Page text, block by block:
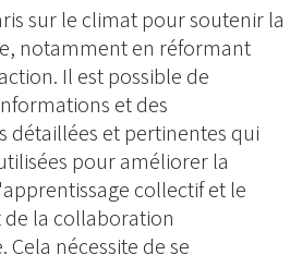
sur le climat pour soutenir la
notamment en réformant
Il est possible de
et des
détaillées et pertinentes qui
pour améliorer la
collectif et le
la collaboration
nécessite de se